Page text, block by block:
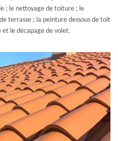
; le nettoyage de toiture ; le
terrasse ; la peinture dessous de toit
le décapage de volet.